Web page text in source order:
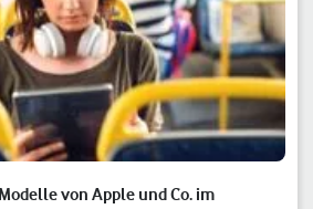
von Apple und Co. im